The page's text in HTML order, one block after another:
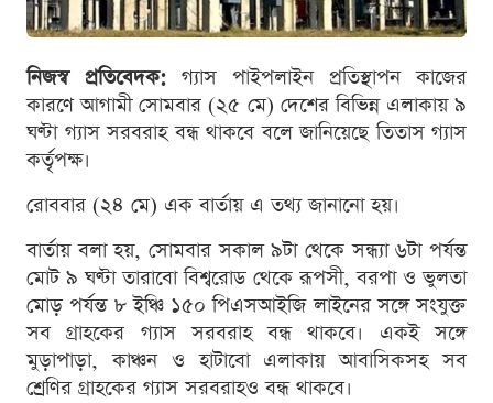
নিজস্ব প্রতিবেদক: গ্যাস পাইপলাইন প্রতিস্থাপন কাজের
কারণে আগামী সোমবার (২৫ মে) দেশের বিভিন্ন এলাকায় ৯
ঘণ্টা গ্যাস সরবরাহ বন্ধ থাকবে বলে জানিয়েছে তিতাস গ্যাস
কর্তৃপক্ষ।
রোববার (২৪ মে) এক বার্তায় এ তথ্য জানানো হয়।
বার্তায় বলা হয়, সোমবার সকাল ৯টা থেকে সন্ধ্যা ৬টা পর্যন্ত
মোট ৯ ঘণ্টা তারাবো বিশ্বরোড থেকে রূপসী, বরপা ও ভুলতা
মোড় পর্যন্ত ৮ ইঞ্চি ১৫০ পিএসআইজি লাইনের সঙ্গে সংযুক্ত
সব গ্রাহকের গ্যাস সরবরাহ বন্ধ থাকবে। একই সঙ্গে
মুড়াপাড়া, কাঞ্চন ও হাটাবো এলাকায় আবাসিকসহ সব
শ্রেণির গ্রাহকের গ্যাস সরবরাহও বন্ধ থাকবে।